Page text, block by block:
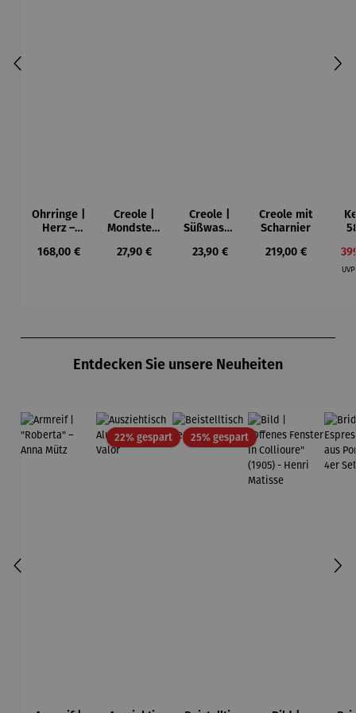
Ohrringe |
Herz –
Regulärer Preis:
168,00 €
Creole |
Mondstein
Regulärer Preis:
27,90 €
Creole |
Süßwasse
Regulärer Preis:
23,90 €
Creole mit
Scharnier
Regulärer Preis:
219,00 €
Entdecken Sie unsere Neuheiten
22% gespartRabatt25% gespartRabatt